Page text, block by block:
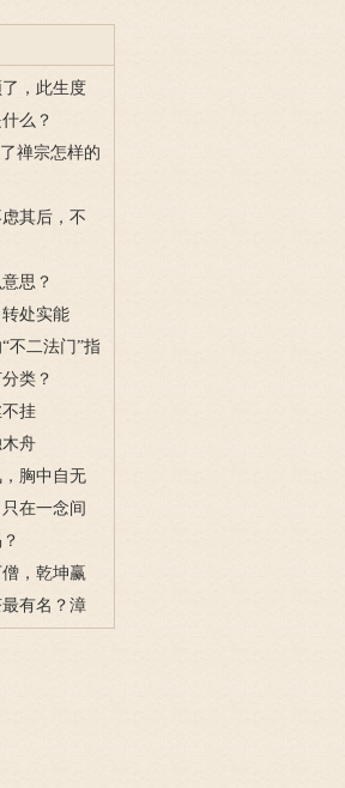
，此生度
么？
禅宗怎样的
其后，不
思？
处实能
忧的解释
“不二法门”指
类？
挂
舟
胸中自无
在一念间
，乾坤赢
有名？漳